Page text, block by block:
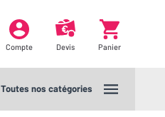
Compte Devis Panier
Toutes nos catégories